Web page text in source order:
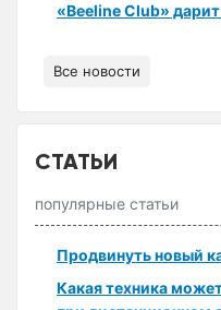
«Beeline Club»
Все новости
СТАТЬИ
популярные статьи
Продвинуть новый
Какая техника